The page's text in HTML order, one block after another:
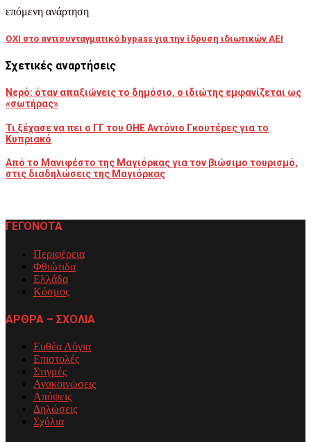
επόμενη ανάρτηση
ΟΧΙ στο αντισυνταγματικό bypass για την ίδρυση ιδιωτικών ΑΕΙ
Σχετικές αναρτήσεις
Νερό: όταν απαξιώνεις το δημόσιο, ο ιδιώτης εμφανίζεται ως
«σωτήρας»
Τι ξέχασε να πει ο ΓΓ του ΟΗΕ Αντόνιο Γκουτέρες για το
Κυπριακό
Από το Μανιφέστο της Μαγιόρκας για τον βιώσιμο τουρισμό,
στις διαδηλώσεις της Μαγιόρκας
ΓΕΓΟΝΟΤΑ
Περιφέρεια
Φθιώτιδα
Ελλάδα
Κόσμος
ΑΡΘΡΑ – ΣΧΟΛΙΑ
Ευθέα Λόγια
Επιστολές
Στιγμές
Ανακοινώσεις
Απόψεις
Δηλώσεις
Σχόλια